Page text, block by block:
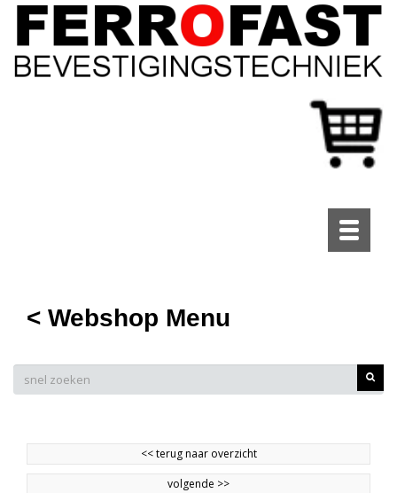
Toggle
< Webshop Menu
<<terug naar overzicht
volgende >>